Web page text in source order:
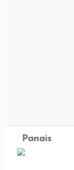
Panais